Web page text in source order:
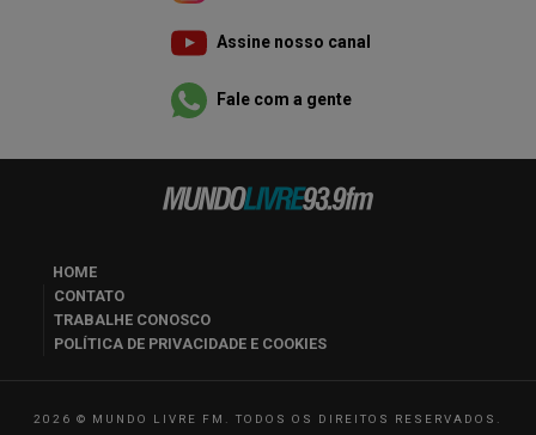
Assine nosso canal
Fale com a gente
HOME
CONTATO
TRABALHE CONOSCO
POLÍTICA DE PRIVACIDADE E COOKIES
2026 © MUNDO LIVRE FM. TODOS OS DIREITOS RESERVADOS.